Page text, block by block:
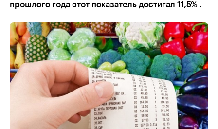
прошлого года этот показатель достигал 11,5% .